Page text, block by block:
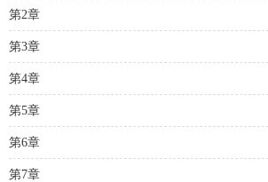
第2章
第3章
第4章
第5章
第6章
第7章